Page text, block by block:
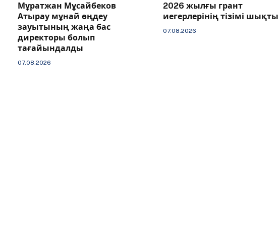
Мұратжан Мұсайбеков
Атырау мұнай өңдеу
зауытының жаңа бас
директоры болып
тағайындалды
07.08.2026
2026 жылғы грант
иегерлерінің тізімі шықты
07.08.2026